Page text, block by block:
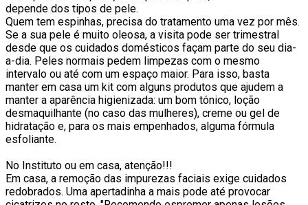
depende dos tipos de pele.
Quem tem espinhas, precisa do tratamento uma vez por mês.
Se a sua pele é muito oleosa, a visita pode ser trimestral
desde que os cuidados domésticos façam parte do seu dia-
a-dia. Peles normais pedem limpezas com o mesmo
intervalo ou até com um espaço maior. Para isso, basta
manter em casa um kit com alguns produtos que ajudem a
manter a aparência higienizada: um bom tónico, loção
desmaquilhante (no caso das mulheres), creme ou gel de
hidratação e, para os mais empenhados, alguma fórmula
esfoliante.
No Instituto ou em casa, atenção!!!
Em casa, a remoção das impurezas faciais exige cuidados
redobrados. Uma apertadinha a mais pode até provocar